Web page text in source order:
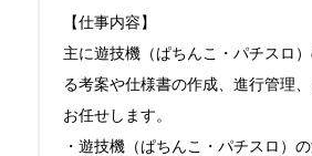
【仕事内容】
主に遊技機（ぱちんこ・パチスロ
る考案や仕様書の作成、進行管理
お任せします。
・遊技機（ぱちんこ・パチスロ）